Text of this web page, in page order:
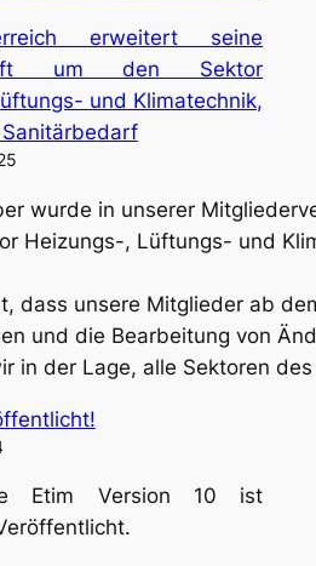
erweitert seine
um den Sektor
und Klimatechnik,
wurde in unserer
Heizungs-, Lüftungs- und
dass unsere Mitglieder ab
und die Bearbeitung von
in der Lage, alle Sektoren
Etim Version 10 ist